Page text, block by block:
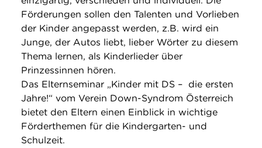
Förderungen sollen den Talenten und Vorlieben
der Kinder angepasst werden, z.B. wird ein
Junge, der Autos liebt, lieber Wörter zu diesem
Thema lernen, als Kinderlieder über
Prinzessinnen hören.
Das Elternseminar „Kinder mit DS – die ersten
Jahre!“ vom Verein Down-Syndrom Österreich
bietet den Eltern einen Einblick in wichtige
Förderthemen für die Kindergarten- und
Schulzeit.